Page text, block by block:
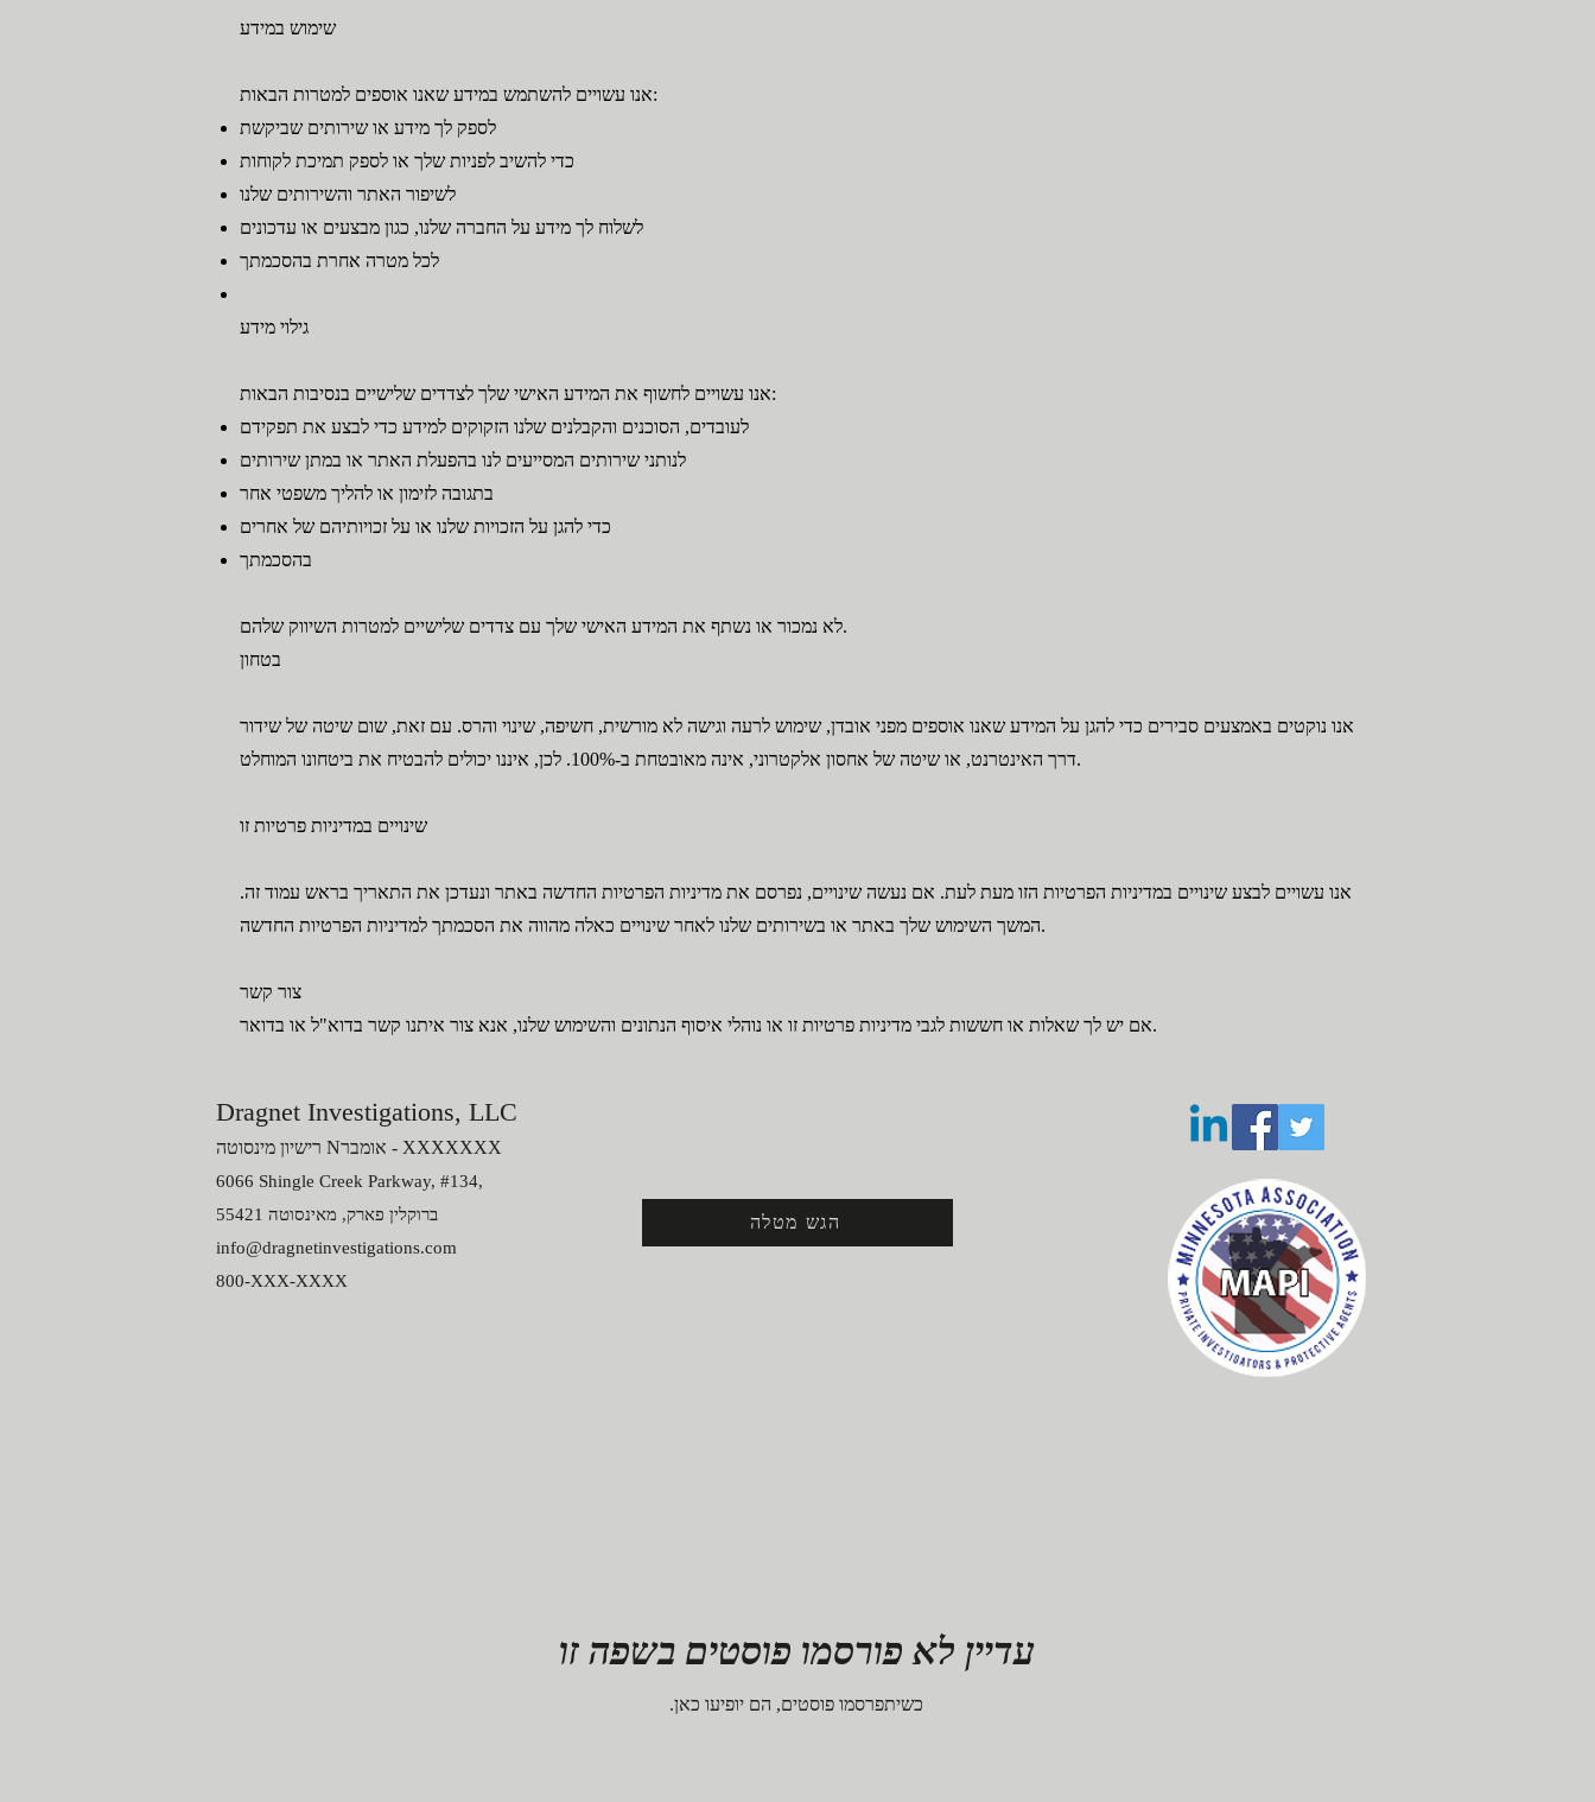
שימוש במידע
אנו עשויים להשתמש במידע שאנו אוספים למטרות הבאות:
לספק לך מידע או שירותים שביקשת
כדי להשיב לפניות שלך או לספק תמיכת לקוחות
לשיפור האתר והשירותים שלנו
לשלוח לך מידע על החברה שלנו, כגון מבצעים או עדכונים
לכל מטרה אחרת בהסכמתך
גילוי מידע
אנו עשויים לחשוף את המידע האישי שלך לצדדים שלישיים בנסיבות הבאות:
לעובדים, הסוכנים והקבלנים שלנו הזקוקים למידע כדי לבצע את תפקידם
לנותני שירותים המסייעים לנו בהפעלת האתר או במתן שירותים
בתגובה לזימון או להליך משפטי אחר
כדי להגן על הזכויות שלנו או על זכויותיהם של אחרים
בהסכמתך
לא נמכור או נשתף את המידע האישי שלך עם צדדים שלישיים למטרות השיווק שלהם.
בטחון
אנו נוקטים באמצעים סבירים כדי להגן על המידע שאנו אוספים מפני אובדן, שימוש לרעה וגישה לא מורשית, חשיפה, שינוי והרס. עם זאת, שום שיטה של שידור
דרך האינטרנט, או שיטה של אחסון אלקטרוני, אינה מאובטחת ב-100%. לכן, איננו יכולים להבטיח את ביטחונו המוחלט.
שינויים במדיניות פרטיות זו
אנו עשויים לבצע שינויים במדיניות הפרטיות הזו מעת לעת. אם נעשה שינויים, נפרסם את מדיניות הפרטיות החדשה באתר ונעדכן את התאריך בראש עמוד זה.
המשך השימוש שלך באתר או בשירותים שלנו לאחר שינויים כאלה מהווה את הסכמתך למדיניות הפרטיות החדשה.
צור קשר
אם יש לך שאלות או חששות לגבי מדיניות פרטיות זו או נוהלי איסוף הנתונים והשימוש שלנו, אנא צור איתנו קשר בדוא"ל או בדואר.
Dragnet Investigations, LLC
רישיון מינסוטה N אומבר - XXXXXXX
6066 Shingle Creek Parkway, #134,
ברוקלין פארק, מאינסוטה
info@dragnetinvestigations.com
800-XXX-XXXX
הגש מטלה
עדיין לא פורסמו פוסטים בשפה זו
כשיתפרסמו פוסטים, הם יופיעו כאן.